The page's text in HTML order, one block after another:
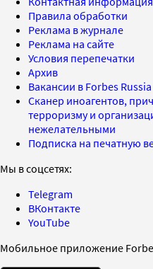
Правила обработки
Реклама в журнале
Реклама на сайте
Условия перепечатки
Архив
Вакансии в Forbes Russia
Сканер иноагентов,
терроризму и
нежелательными
Подписка на печатную
Мы в соцсетях:
Telegram
ВКонтакте
YouTube
Мобильное приложение